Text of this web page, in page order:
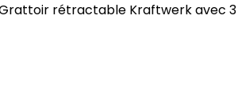
rétractable Kraftwerk avec 3